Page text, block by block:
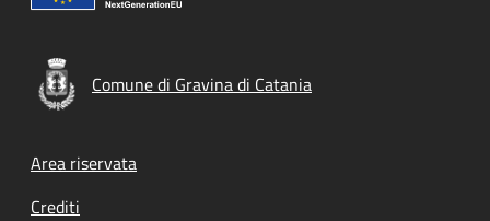
Comune di Gravina di Catania
Footer menu
Area riservata
Crediti